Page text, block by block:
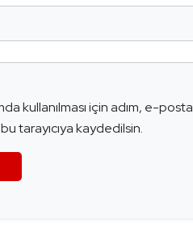
kullanılması için adım, e-posta
tarayıcıya kaydedilsin.